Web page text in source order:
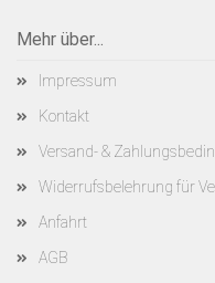
Mehr über...
Impressum
Kontakt
Versand- &
Widerrufsbelehrung für
Anfahrt
AGB